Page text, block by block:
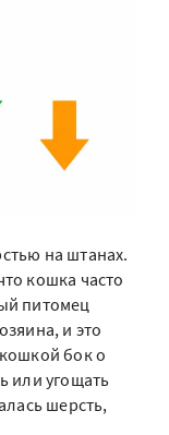
на штанах.
кошка часто
питомец
и это
бок о
или угощать
шерсть,